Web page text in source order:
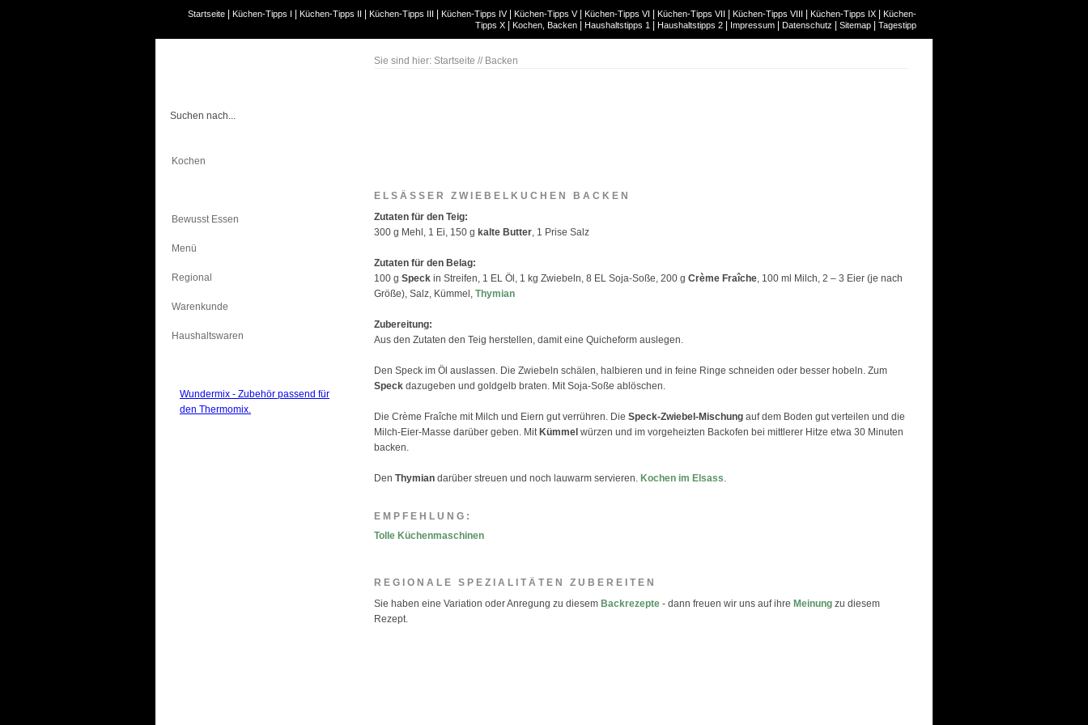
Startseite Küchen-Tipps I Küchen-Tipps II Küchen-Tipps III Küchen-Tipps IV| Küchen-Tipps V| Küchen-Tipps VI Küchen-Tipps VII Küchen-Tipps VIII Küchen-Tipps IX
Küchen-
Tipps X
Kochen, Backen Haushaltstipps 1 Haushaltstipps 2 Impressum Datenschutz Sitemap Tagestipp
Kochen
Bewusst Essen
Menü
Regional
Warenkunde
Haushaltswaren
Wundermix - Zubehör passend für
den Thermomix.
Sie sind hier: Startseite // Backen
ELSÄSSER ZWIEBELKUCHEN BACKEN
Zutaten für den Teig:
300 g Mehl, 1 Ei, 150 g kalte Butter, 1 Prise Salz
Zutaten für den Belag:
100 g Speck in Streifen, 1 EL Öl, 1 kg Zwiebeln, 8 EL Soja-Soße, 200 g Crème Fraîche, 100 ml Milch, 2 – 3 Eier (je nach
Größe), Salz, Kümmel, Thymian
Zubereitung:
Aus den Zutaten den Teig herstellen, damit eine Quicheform auslegen.
Den Speck im Öl auslassen. Die Zwiebeln schälen, halbieren und in feine Ringe schneiden oder besser hobeln. Zum
Speck dazugeben und goldgelb braten. Mit Soja-Soße ablöschen.
Die Crème Fraîche mit Milch und Eiern gut verrühren. Die Speck-Zwiebel-Mischung auf dem Boden gut verteilen und die
Milch-Eier-Masse darüber geben. Mit Kümmel würzen und im vorgeheizten Backofen bei mittlerer Hitze etwa 30 Minuten
backen.
Den Thymian darüber streuen und noch lauwarm servieren. Kochen im Elsass.
EMPFEHLUNG:
Tolle Küchenmaschinen
REGIONALE SPEZIALITÄTEN ZUBEREITEN
Sie haben eine Variation oder Anregung zu diesem Backrezepte - dann freuen wir uns auf ihre Meinung zu diesem
Rezept.